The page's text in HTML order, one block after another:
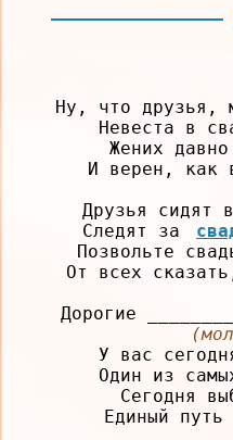
Ну, что друзья,
Невеста в
Жених
И верен, как
Друзья сидят
Следят за
Позвольте
От всех
У вас
Один из
Сегодня
Единый